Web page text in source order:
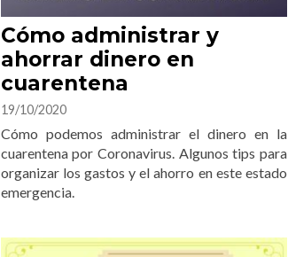
Cómo administrar y
ahorrar dinero en
cuarentena
19/10/2020
Cómo podemos administrar el dinero en la
cuarentena por Coronavirus. Algunos tips para
organizar los gastos y el ahorro en este estado
emergencia.